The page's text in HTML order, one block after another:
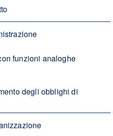
funzioni analoghe
degli obblighi di